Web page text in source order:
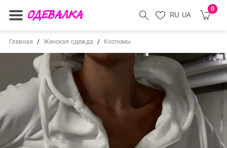
RU UA
0
Главная Женская одежда Костюмы